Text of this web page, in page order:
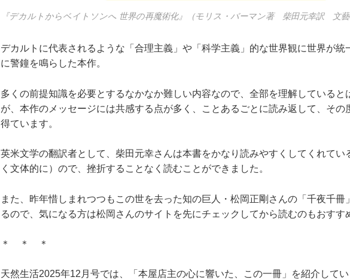
『デカルトからベイトソンへ 世界の再魔術化』（モリス・バーマン著 柴田元幸訳 文藝
デカルトに代表されるような「合理主義」や「科学主義」的な世界観に世界が統
に警鐘を鳴らした本作。
多くの前提知識を必要とするなかなか難しい内容なので、全部を理解していると
が、本作のメッセージには共感する点が多く、ことあるごとに読み返して、その
得ています。
英米文学の翻訳者として、柴田元幸さんは本書をかなり読みやすくしてくれてい
く文体的に）ので、挫折することなく読むことができました。
また、昨年惜しまれつつもこの世を去った知の巨人・松岡正剛さんの「千夜千冊
るので、気になる方は松岡さんのサイトを先にチェックしてから読むのもおすす
＊ ＊ ＊
天然生活2025年12月号では、「本屋店主の心に響いた、この一冊」を紹介して